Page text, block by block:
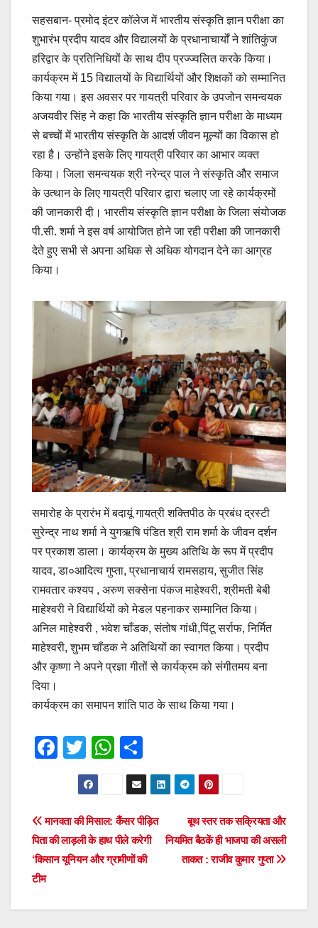
सहसबान- प्रमोद इंटर कॉलेज में भारतीय संस्कृति ज्ञान परीक्षा का
शुभारंभ प्रदीप यादव और विद्यालयों के प्रधानाचार्यों ने शांतिकुंज
हरिद्वार के प्रतिनिधियों के साथ दीप प्रज्ज्वलित करके किया।
कार्यक्रम में 15 विद्यालयों के विद्यार्थियों और शिक्षकों को सम्मानित
किया गया। इस अवसर पर गायत्री परिवार के उपजोन समन्वयक
अजयवीर सिंह ने कहा कि भारतीय संस्कृति ज्ञान परीक्षा के माध्यम
से बच्चों में भारतीय संस्कृति के आदर्श जीवन मूल्यों का विकास हो
रहा है। उन्होंने इसके लिए गायत्री परिवार का आभार व्यक्त
किया। जिला समन्वयक श्री नरेन्द्र पाल ने संस्कृति और समाज
के उत्थान के लिए गायत्री परिवार द्वारा चलाए जा रहे कार्यक्रमों
की जानकारी दी। भारतीय संस्कृति ज्ञान परीक्षा के जिला संयोजक
पी.सी. शर्मा ने इस वर्ष आयोजित होने जा रही परीक्षा की जानकारी
देते हुए सभी से अपना अधिक से अधिक योगदान देने का आग्रह
किया।
समारोह के प्रारंभ में बदायूं गायत्री शक्तिपीठ के प्रबंध द्रस्टी
सुरेन्द्र नाथ शर्मा ने युगऋषि पंडित श्री राम शर्मा के जीवन दर्शन
पर प्रकाश डाला। कार्यक्रम के मुख्य अतिथि के रूप में प्रदीप
यादव, डा०आदित्य गुप्ता, प्रधानाचार्य रामसहाय, सुजीत सिंह
रामवतार कश्यप , अरुण सक्सेना पंकज माहेश्वरी, श्रीमती बेबी
माहेश्वरी ने विद्यार्थियों को मेडल पहनाकर सम्मानित किया।
अनिल माहेश्वरी , भवेश चाँडक, संतोष गांधी,पिंटू सर्राफ, निर्मित
माहेश्वरी, शुभम चाँडक ने अतिथियों का स्वागत किया। प्रदीप
और कृष्णा ने अपने प्रज्ञा गीतों से कार्यक्रम को संगीतमय बना
दिया।
कार्यक्रम का समापन शांति पाठ के साथ किया गया।
F
e
b
o
k
T
wi
tt
er
W
h
at
s
A
p
h
ar
e
Post
navigation
बूथ स्तर तक सक्रियता और
नियमित बैठकें ही भाजपा की असली
ताकत : राजीव कुमार गुप्ता
मानवता की मिसाल: कैंसर पीड़ित
पिता की लाड़ली के हाथ पीले करेगी
‘किसान यूनियन और ग्रामीणों की
टीम